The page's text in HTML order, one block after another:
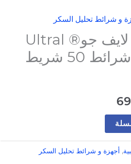
و شرائط تحليل السكر
جهاز سكر الترا لايف جو® Ultral
life go + علبة شرائط 50 شريط
السعر
الحالي
هو:
, أجهزة و شرائط تحليل السكر